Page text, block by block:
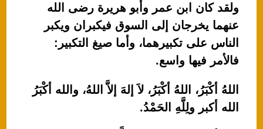
ولقد كان ابن عمر وأبو هريرة رضى الله
عنهما يخرجان إلى السوق فيكبران ويكبر
الناس على تكبيرهما، وأما صيغ التكبير:
فالأمر فيها واسع.
اللهُ أكْبَرُ، اللهُ أكْبَرُ، لاَ إلهَ إلاَّ اللهُ، والله أكْبَرُ
الله أكبر ولِلَّهِ الحَمْدُ.